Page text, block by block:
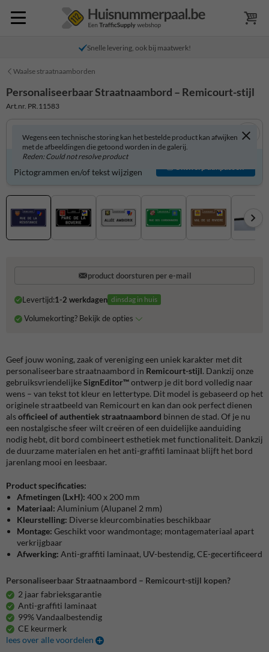
Snelle levering, ook bij maatwerk!
Waalse straatnaamborden
Personaliseerbaar Straatnaambord – Remicourt-stijl
Art.nr. PR.11583
Wegens een technische storing kan het bestelde product kan afwijken
met de afbeeldingen die getoond worden in de galerij.
Reden: Could not resolve product
Product zelf aanpassen?
Pictogrammen en/of tekst wijzigen
Ontwerp aanpassen
product doorsturen per e-mail
Levertijd:1-2 werkdagen dinsdag in huis
Volumekorting? Bekijk de opties
Geef jouw woning, zaak of vereniging een uniek karakter met dit
personaliseerbare straatnaambord in Remicourt-stijl. Dankzij onze
gebruiksvriendelijkeSignEditor™ontwerp je dit bord volledig naar
wens – van tekst tot kleur en lettertype. Dit model is gebaseerd op het
originele straatbeeld van Remicourt en kan dan ook perfect dienen
alsofficieel of authentiek straatnaambord binnen de stad. Of je nu
een nostalgische sfeer wilt creëren of een duidelijke aanduiding
nodig hebt, dit bord combineert esthetiek met functionaliteit. Dankzij
de duurzame materialen en het anti-graffiti laminaat blijft het bord
jarenlang mooi en leesbaar.
Product specificaties:
Afmetingen (LxH): 400 x 200 mm
Materiaal: Aluminium (Alupanel 2 mm)
Kleurstelling: Diverse kleurcombinaties beschikbaar
Montage: Geschikt voor wandmontage; montagemateriaal apart
verkrijgbaar
Afwerking: Anti-graffiti laminaat, UV-bestendig, CE-gecertificeerd
Personaliseerbaar Straatnaambord – Remicourt-stijl kopen?
2 jaar fabrieksgarantie
Anti-graffiti laminaat
99% Vandaalbestendig
CE keurmerk
lees over alle voordelen